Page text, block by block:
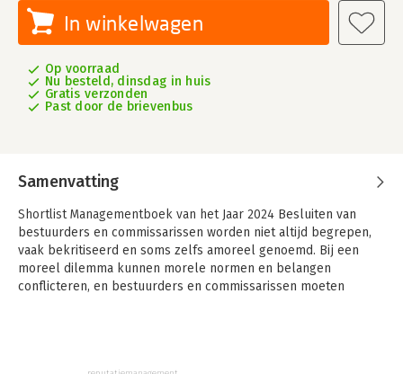
In winkelwagen
Op voorraad
Nu besteld, dinsdag in huis
Gratis verzonden
Past door de brievenbus
Samenvatting
Shortlist Managementboek van het Jaar 2024 Besluiten van
bestuurders en commissarissen worden niet altijd begrepen,
vaak bekritiseerd en soms zelfs amoreel genoemd. Bij een
moreel dilemma kunnen morele normen en belangen
conflicteren, en bestuurders en commissarissen moeten